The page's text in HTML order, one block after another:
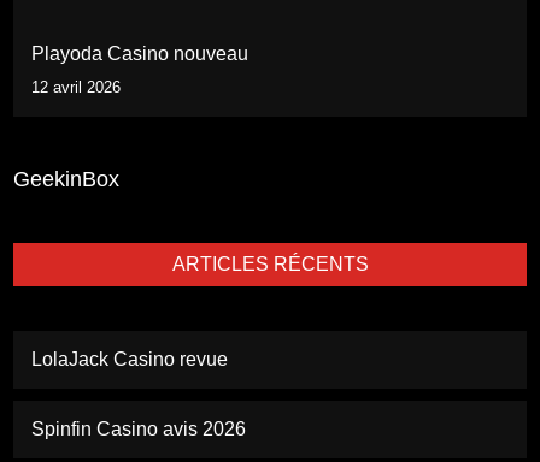
Playoda Casino nouveau
12 avril 2026
GeekinBox
ARTICLES RÉCENTS
LolaJack Casino revue
Spinfin Casino avis 2026